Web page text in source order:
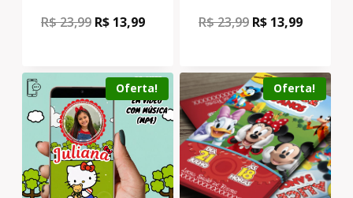
R$23,99 R$ 13,99 R$23,99 R$ 13,99
Oferta! Oferta!